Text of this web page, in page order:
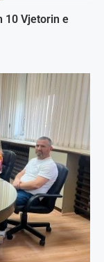
10 Vjetorin e